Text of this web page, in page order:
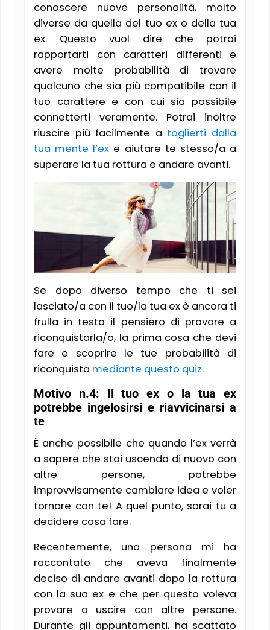
conoscere nuove personalità, molto
diverse da quella del tuo ex o della tua
ex. Questo vuol dire che potrai
rapportarti con caratteri differenti e
avere molte probabilità di trovare
qualcuno che sia più compatibile con il
tuo carattere e con cui sia possibile
connetterti veramente. Potrai inoltre
riuscire più facilmente a toglierti dalla
tua mente l’ex e aiutare te stesso/a a
superare la tua rottura e andare avanti.
Se dopo diverso tempo che ti sei
lasciato/a con il tuo/la tua ex è ancora ti
frulla in testa il pensiero di provare a
riconquistarla/o, la prima cosa che devi
fare e scoprire le tue probabilità di
riconquista mediante questo quiz.
Motivo n.4: Il tuo ex o la tua ex
potrebbe ingelosirsi e riavvicinarsi a
te
È anche possibile che quando l’ex verrà
a sapere che stai uscendo di nuovo con
altre persone, potrebbe
improvvisamente cambiare idea e voler
tornare con te! A quel punto, sarai tu a
decidere cosa fare.
Recentemente, una persona mi ha
raccontato che aveva finalmente
deciso di andare avanti dopo la rottura
con la sua ex e che per questo voleva
provare a uscire con altre persone.
Durante gli appuntamenti, ha scattato